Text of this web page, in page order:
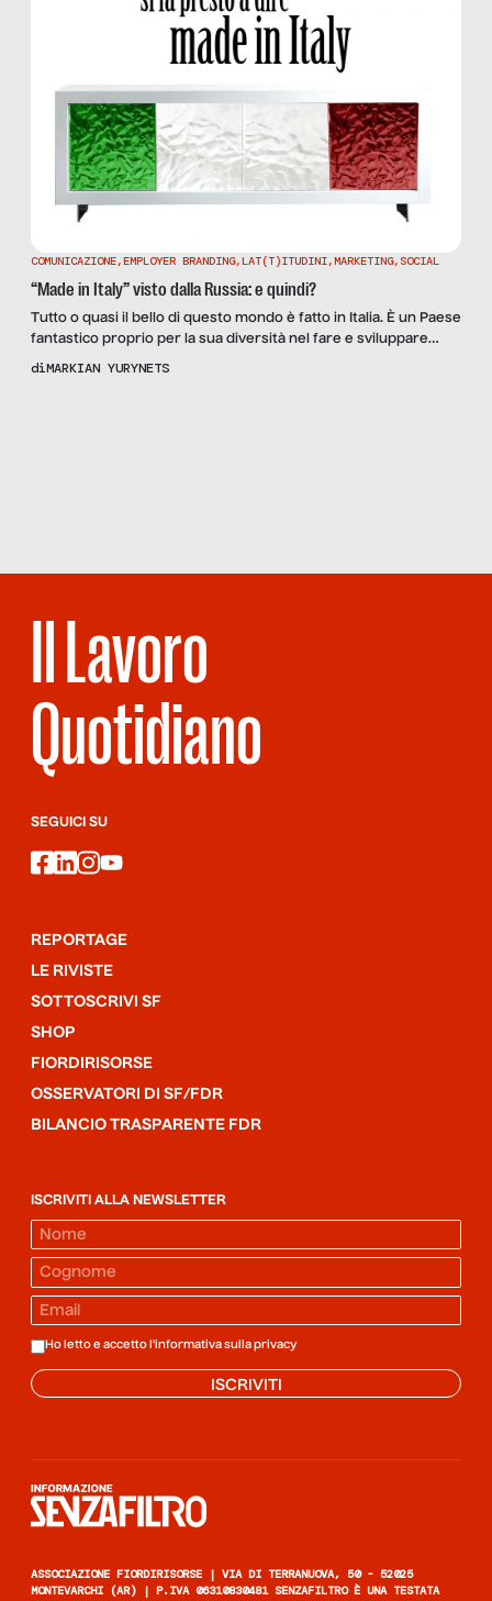
COMUNICAZIONE,EMPLOYER BRANDING,LAT(T)ITUDINI,MARKETING, SOCIAL
“Made in Italy” visto dalla Russia: e quindi?
Tutto o quasi il bello di questo mondo è fatto in Italia. È un Paese
fantastico proprio per la sua diversità nel fare e sviluppare
prodotti, servizi, soluzioni che nessun altro al mondo potrebbe
diMARKIAN YURYNETS
Il Lavoro
Quotidiano
SEGUICI SU
facebook
linkedin
instagram
youtube
REPORTAGE
LE RIVISTE
SOTTOSCRIVI SF
SHOP
FIORDIRISORSE
OSSERVATORI DI SF/FDR
BILANCIO TRASPARENTE FDR
ISCRIVITI ALLA NEWSLETTER
Ho letto e accetto l'informativa sulla privacy
ISCRIVITI
ASSOCIAZIONE FIORDIRISORSE | VIA DI TERRANUOVA, 50 - 52025
MONTEVARCHI (AR) | P.IVA 06310830481 SENZAFILTRO È UNA TESTATA